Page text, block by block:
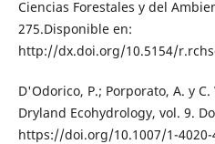
Ciencias Forestales y del
275.Disponible en:
http://dx.doi.org/10.5154/
D'Odorico, P.; Porporato, A. y
Dryland Ecohydrology, vol. 9.
https://doi.org/10.1007/1-4020-